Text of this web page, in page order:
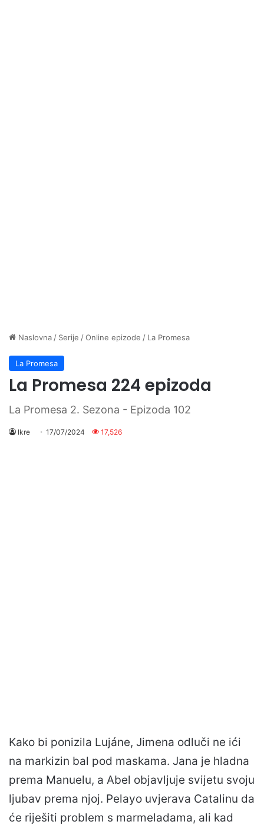
Naslovna / Serije /Online epizode / La Promesa
La Promesa
La Promesa 224 epizoda
La Promesa 2. Sezona - Epizoda 102
Ikre 17/07/2024 17,526
Kako bi ponizila Lujáne, Jimena odluči ne ići
na markizin bal pod maskama. Jana je hladna
prema Manuelu, a Abel objavljuje svijetu svoju
ljubav prema njoj. Pelayo uvjerava Catalinu da
će riješiti problem s marmeladama, ali kad